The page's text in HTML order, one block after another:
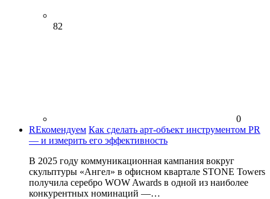
82
0
REкомендуем Как сделать арт-объект инструментом PR
— и измерить его эффективность
В 2025 году коммуникационная кампания вокруг
скульптуры «Ангел» в офисном квартале STONE Towers
получила серебро WOW Awards в одной из наиболее
конкурентных номинаций —…